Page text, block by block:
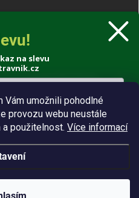
Vám umožnili pohodlné
provozu webu neustále
použitelnost. Více informací
. Všechna práva vyhrazena.
na slevu